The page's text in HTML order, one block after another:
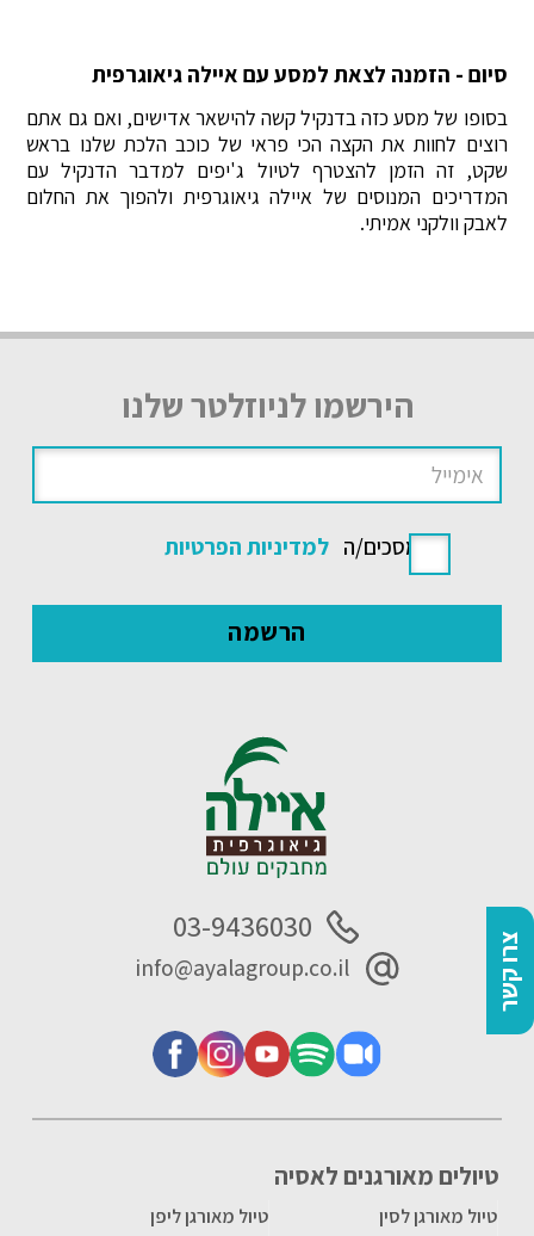
צרו קשר
סיום - הזמנה לצאת למסע עם איילה גיאוגרפית
בסופו של מסע כזה בדנקיל קשה להישאר אדישים, ואם גם אתם
רוצים לחוות את הקצה הכי פראי של כוכב הלכת שלנו בראש
שקט, זה הזמן להצטרף לטיול ג'יפים למדבר הדנקיל עם
המדריכים המנוסים של איילה גיאוגרפית ולהפוך את החלום
לאבק וולקני אמיתי.
הירשמו לניוזלטר שלנו
אני מסכים/ה למדיניות הפרטיות
טיולים מאורגנים לאסיה
טיול מאורגן לסין
טיול מאורגן ליפן
03-9436030
info@ayalagroup.co.il